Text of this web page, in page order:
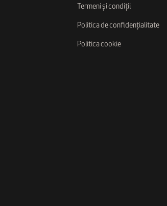
Termeni și condiții
Politica de confidențialitate
Politica cookie